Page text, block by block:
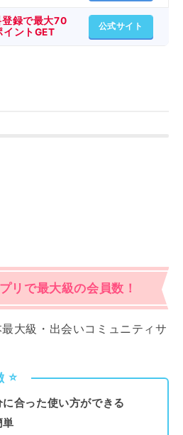
登録で最大70
イントGET
公式サイト
リで最大級の会員数！
大級・出会いコミュニティサ
⭐️
合った使い方ができる
単